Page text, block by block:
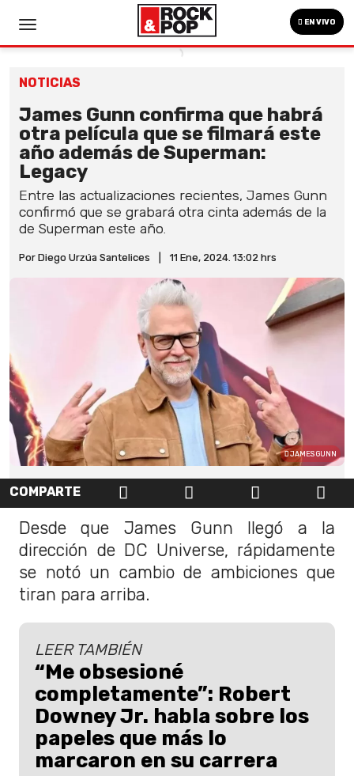
EN VIVO
NOTICIAS
James Gunn confirma que habrá
otra película que se filmará este
año además de Superman:
Legacy
Entre las actualizaciones recientes, James Gunn
confirmó que se grabará otra cinta además de la
de Superman este año.
Por Diego Urzúa Santelices 11 Ene, 2024. 13:02 hrs
JAMES GUNN
COMPARTE
Desde que James Gunn llegó a la
dirección de DC Universe, rápidamente
se notó un cambio de ambiciones que
tiran para arriba.
LEER TAMBIÉN
“Me obsesioné
completamente”: Robert
Downey Jr. habla sobre los
papeles que más lo
marcaron en su carrera